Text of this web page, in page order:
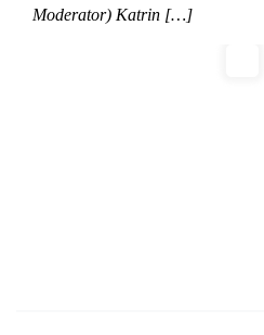
Moderator) Katrin […]